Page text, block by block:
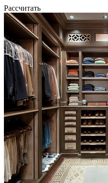
Рассчитать